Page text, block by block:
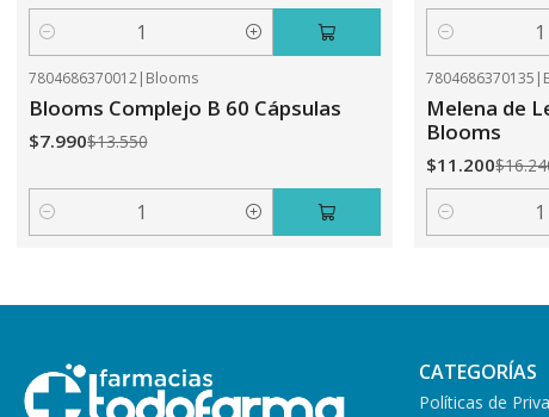
Cantidad Cantidad
7804686370012| Blooms
Blooms Complejo B 60 Cápsulas
$7.990$13.550
Cantidad
7804686370135 |
Melena de
Blooms
$11.200
Cantidad
CATEGORÍAS
Políticas de